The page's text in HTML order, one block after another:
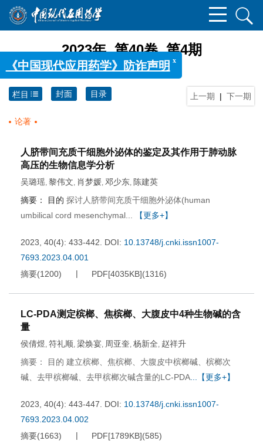
2023年 第40卷 第4期
上一期 | 下一期
栏目 封面 目录
论著
人脐带间充质干细胞外泌体的鉴定及其作用于肺动脉
高压的生物信息学分析
吴璐瑶, 黎伟文, 肖梦媛, 邓少东, 陈建英
摘要：
目的 探讨人脐带间充质干细胞外泌体(human
umbilical cord mesenchymal...
【更多+】
2023, 40(4): 433-442. DOI: 10.13748/j.cnki.issn1007-
7693.2023.04.001
摘要(1200) PDF[4035KB](1316)
LC-PDA测定槟榔、焦槟榔、大腹皮中4种生物碱的含
量
侯倩煜, 符礼顺, 梁焕宴, 周亚奎, 杨新全, 赵祥升
摘要： 目的 建立槟榔、焦槟榔、大腹皮中槟榔碱、槟榔次
碱、去甲槟榔碱、去甲槟榔次碱含量的LC-PDA ...【更多+】
2023, 40(4): 443-447. DOI: 10.13748/j.cnki.issn1007-
7693.2023.04.002
摘要(1663) PDF[1789KB](585)
《中国现代应用药学》防诈声明